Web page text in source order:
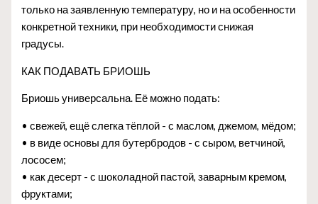
только на заявленную температуру, но и на особенности
конкретной техники, при необходимости снижая
градусы.
КАК ПОДАВАТЬ БРИОШЬ
Бриошь универсальна. Её можно подать:
• свежей, ещё слегка тёплой - с маслом, джемом, мёдом;
• в виде основы для бутербродов - с сыром, ветчиной,
лососем;
• как десерт - с шоколадной пастой, заварным кремом,
фруктами;